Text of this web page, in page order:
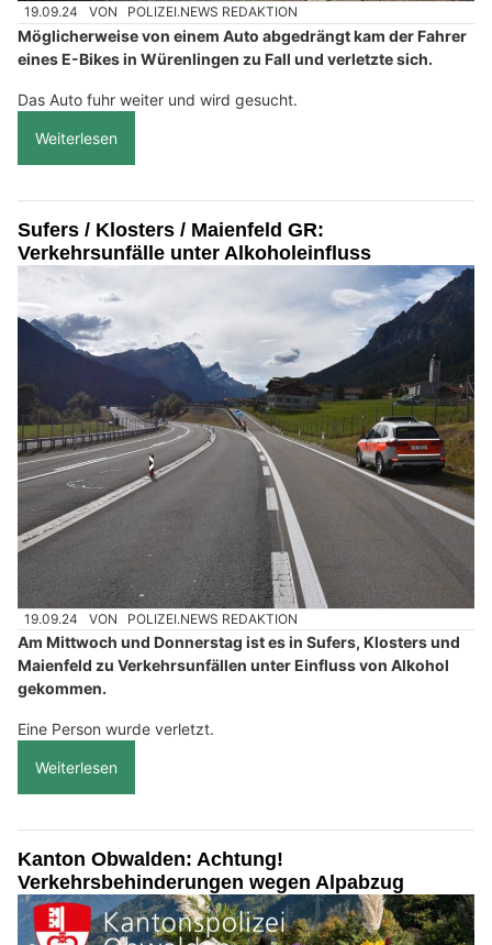
19.09.24 VON POLIZEI.NEWS REDAKTION
Möglicherweise von einem Auto abgedrängt kam der Fahrer
eines E-Bikes in Würenlingen zu Fall und verletzte sich.
Das Auto fuhr weiter und wird gesucht.
Weiterlesen
Sufers / Klosters / Maienfeld GR:
Verkehrsunfälle unter Alkoholeinfluss
19.09.24 VON POLIZEI.NEWS REDAKTION
Am Mittwoch und Donnerstag ist es in Sufers, Klosters und
Maienfeld zu Verkehrsunfällen unter Einfluss von Alkohol
gekommen.
Eine Person wurde verletzt.
Weiterlesen
Kanton Obwalden: Achtung!
Verkehrsbehinderungen wegen Alpabzug